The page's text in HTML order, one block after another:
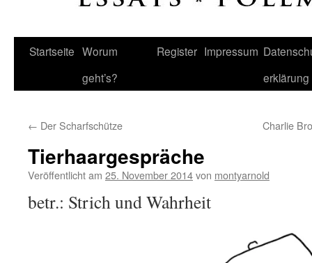
Startseite Worum
geht’s?
Register Impressum
erklärung
← Der Scharfschütze Charlie
Tierhaargespräche
Veröffentlicht am 25. November 2014von montyarnold
betr.: Strich und Wahrheit